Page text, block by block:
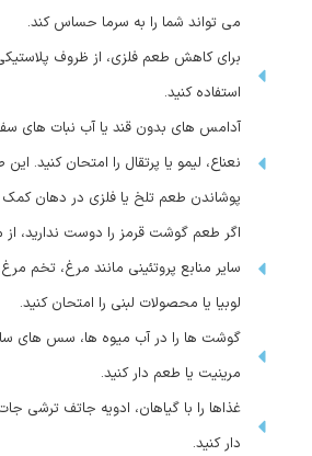
می تواند شما را به سرما حساس کند.
برای کاهش طعم فلزی، از ظروف
استفاده کنید.
آدامس های بدون قند یا آب نبات های
نعناع، لیمو یا پرتقال را امتحان کنید.
پوشاندن طعم تلخ یا فلزی در دهان کمک
اگر طعم گوشت قرمز را دوست ندارید،
سایر منابع پروتئینی مانند مرغ، تخم
لوبیا یا محصولات لبنی را امتحان کنید.
گوشت ها را در آب میوه ها، سس های
مرینیت یا طعم دار کنید.
غذاها را با گیاهان، ادویه جاتف ترشی
دار کنید.